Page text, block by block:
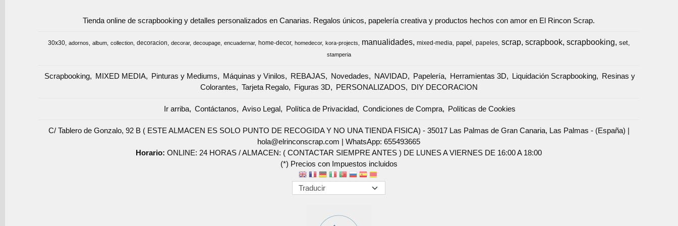
Tienda online de scrapbooking y detalles personalizados en Canarias. Regalos únicos, papelería creativa y productos hechos con amor en El Rincon Scrap.
30x30 adornos album collection decoracion decorar decoupage encuadernar home-decor homedecor kora-projects manualidades mixed-media papel papeles scrap scrapbook scrapbooking set
stamperia
Scrapbooking MIXED MEDIA Pinturas y Mediums Máquinas y Vinilos REBAJAS Novedades NAVIDAD Papelería Herramientas 3D Liquidación Scrapbooking
Resinas y
Colorantes
Tarjeta Regalo Figuras 3D PERSONALIZADOS DIY DECORACION
Ir arriba Contáctanos Aviso Legal Política de Privacidad Condiciones de Compra Políticas de Cookies
C/ Tablero de Gonzalo, 92 B ( ESTE ALMACEN ES SOLO PUNTO DE RECOGIDA Y NO UNA TIENDA FISICA) - 35017 Las Palmas de Gran Canaria, Las Palmas - (España) |
hola@elrinconscrap.com |WhatsApp: 655493665
Horario:ONLINE: 24 HORAS / ALMACEN: ( CONTACTAR SIEMPRE ANTES ) DE LUNES A VIERNES DE 16:00 A 18:00
(*) Precios con Impuestos incluidos